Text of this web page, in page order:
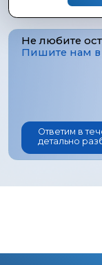
Ответим в течение
детально